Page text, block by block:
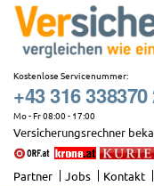
Zum
Inhalt
springen
Kostenlose Servicenummer:
+43 316 338370
Mo - Fr 08:00 - 17:00
Versicherungsrechner
Partner Jobs Kontakt